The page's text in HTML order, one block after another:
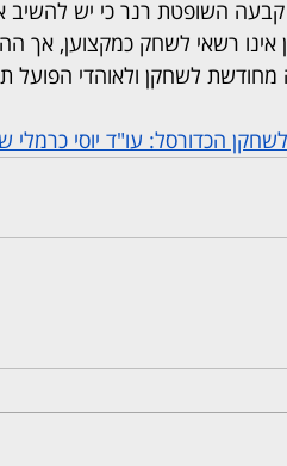
השופטת רנר כי יש להשיב
אינו רשאי לשחק כמקצוען,
מחודשת לשחקן ולאוהדי הפועל
הכדורסל: עו"ד יוסי כרמלי